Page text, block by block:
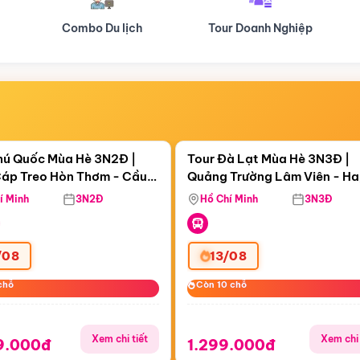
Tour Doanh Nghiệp Du lịch Hành Hương
10:32:55
Treo Hòn Thơm
Quốc Mùa Hè 3N2Đ |
Treo Hòn Thơm - Cầu
Viên Nước Aquatopia
Minh 3N2Đ
Xem chi tiết
Còn06 ngày 10:32:55
Tour Đà Lạt Mùa Hè 3N3Đ |
Quảng Trường Lâm Viên -
Hill - Puppy Farm
Hồ Chí Minh 3N3Đ
13/08
Còn 10 chỗ
Còn 10 chỗ
1.299.000đ Xem